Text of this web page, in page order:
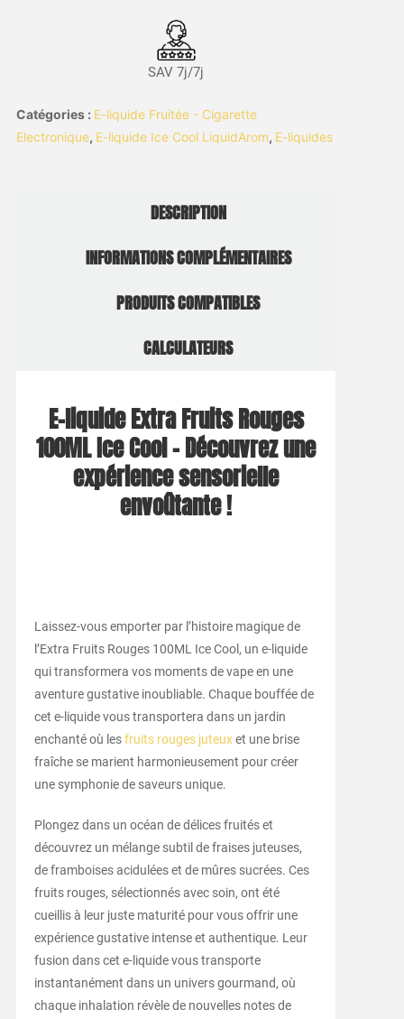
SAV 7j/7j
Catégories : E-liquide Fruitée - Cigarette
Electronique, E-liquide Ice Cool LiquidArom, E-liquides
DESCRIPTION
INFORMATIONS COMPLÉMENTAIRES
PRODUITS COMPATIBLES
CALCULATEURS
E-liquide Extra Fruits Rouges
100ML Ice Cool – Découvrez une
expérience sensorielle
envoûtante !
Laissez-vous emporter par l’histoire magique de
l’Extra Fruits Rouges 100ML Ice Cool, un e-liquide
qui transformera vos moments de vape en une
aventure gustative inoubliable. Chaque bouffée de
cet e-liquide vous transportera dans un jardin
enchanté où lesfruits rouges juteuxet une brise
fraîche se marient harmonieusement pour créer
une symphonie de saveurs unique.
Plongez dans un océan de délices fruités et
découvrez un mélange subtil de fraises juteuses,
de framboises acidulées et de mûres sucrées. Ces
fruits rouges, sélectionnés avec soin, ont été
cueillis à leur juste maturité pour vous offrir une
expérience gustative intense et authentique. Leur
fusion dans cet e-liquide vous transporte
instantanément dans un univers gourmand, où
chaque inhalation révèle de nouvelles notes de